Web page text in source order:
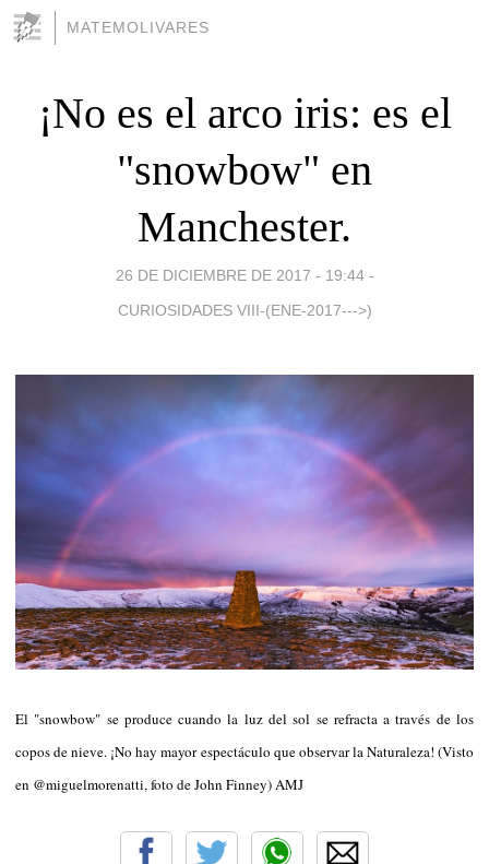
MATEMOLIVARES
¡No es el arco iris: es el
"snowbow" en
Manchester.
26 DE DICIEMBRE DE 2017 - 19:44 -
CURIOSIDADES VIII-(ENE-2017--->)
El "snowbow" se produce cuando la luz del sol se refracta a través de los
copos de nieve. ¡No hay mayor espectáculo que observar la Naturaleza! (Visto
en @miguelmorenatti, foto de John Finney) AMJ